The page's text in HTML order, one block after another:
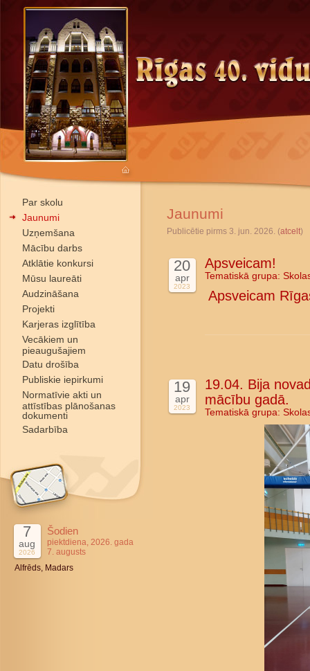
Par skolu
Jaunumi
Uzņemšana
Mācību darbs
Atklātie konkursi
Mūsu laureāti
Audzināšana
Projekti
Karjeras izglītība
Vecākiem un
pieaugušajiem
Datu drošība
Publiskie iepirkumi
Normatīvie akti un
attīstības plānošanas
dokumenti
Sadarbība
7
aug
2026
Šodien
piektdiena, 2026. gada
7. augusts
Alfrēds, Madars
Jaunumi
Publicētie pirms 3. jun. 2026. (atcelt)
20
apr
2023
Apsveicam!
Tematiskā grupa:
Apsveicam
19
apr
2023
19.04. Bija
mācību gadā.
Tematiskā grupa: